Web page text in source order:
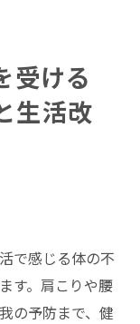
受ける
生活改
で感じる体の不
す。肩こりや腰
の予防まで、健